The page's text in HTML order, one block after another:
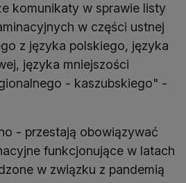
komunikaty w sprawie listy
w części ustnej
z języka polskiego, języka
języka mniejszości
- kaszubskiego" -
- przestają obowiązywać
funkcjonujące w latach
w związku z pandemią